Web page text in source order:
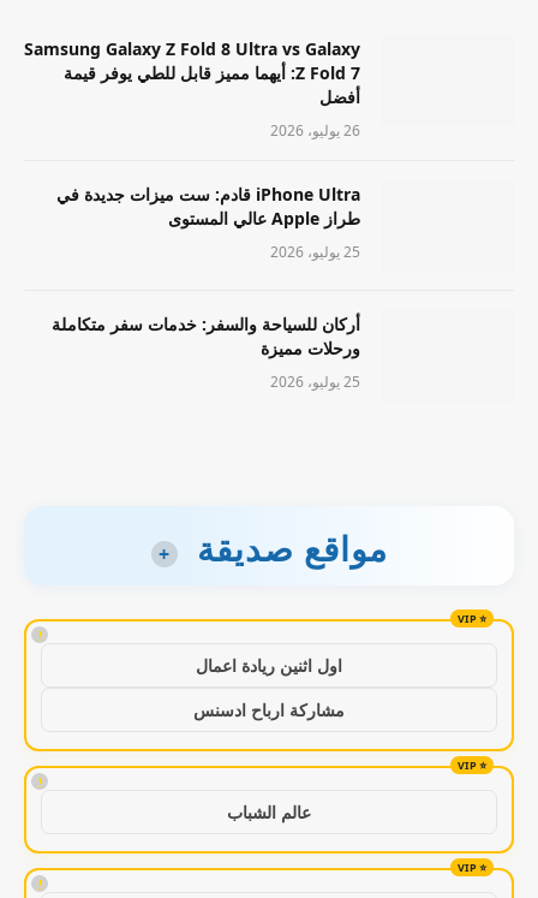
Samsung Galaxy Z Fold 8 Ultra vs Galaxy
Z Fold 7: أيهما مميز قابل للطي يوفر قيمة
أفضل
26 يوليو، 2026
iPhone Ultra قادم: ست ميزات جديدة في
طراز Apple عالي المستوى
25 يوليو، 2026
أركان للسياحة والسفر: خدمات سفر متكاملة
ورحلات مميزة
25 يوليو، 2026
مواقع صديقة +
!
اول اثنين ريادة اعمال
مشاركة ارباح ادسنس
!
عالم الشباب
!